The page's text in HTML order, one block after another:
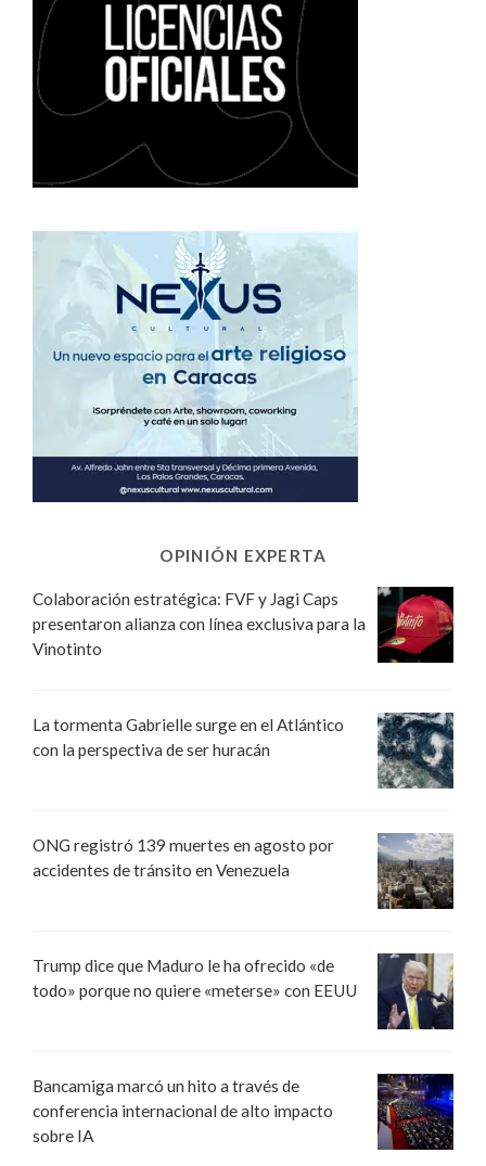
OPINIÓN EXPERTA
Colaboración estratégica: FVF y Jagi Caps
presentaron alianza con línea exclusiva para la
Vinotinto
La tormenta Gabrielle surge en el Atlántico
con la perspectiva de ser huracán
ONG registró 139 muertes en agosto por
accidentes de tránsito en Venezuela
Trump dice que Maduro le ha ofrecido «de
todo» porque no quiere «meterse» con EEUU
Bancamiga marcó un hito a través de
conferencia internacional de alto impacto
sobre IA